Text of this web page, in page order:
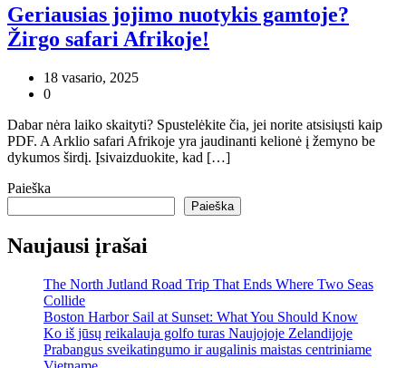
Geriausias jojimo nuotykis gamtoje?
Žirgo safari Afrikoje!
18 vasario, 2025
0
Dabar nėra laiko skaityti? Spustelėkite čia, jei norite atsisiųsti kaip
PDF. A Arklio safari Afrikoje yra jaudinanti kelionė į žemyno be
dykumos širdį. Įsivaizduokite, kad […]
Paieška
Paieška
Naujausi įrašai
The North Jutland Road Trip That Ends Where Two Seas
Collide
Boston Harbor Sail at Sunset: What You Should Know
Ko iš jūsų reikalauja golfo turas Naujojoje Zelandijoje
Prabangus sveikatingumo ir augalinis maistas centriniame